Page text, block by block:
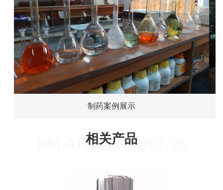
制药案例展示
相关产品
RELATED PRODUCTS